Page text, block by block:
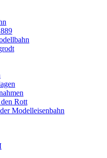
Rott
Modelleisenbahn